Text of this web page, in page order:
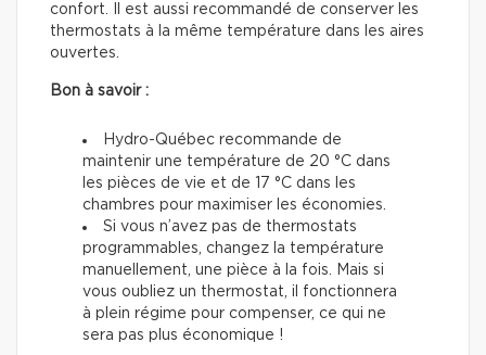
confort. Il est aussi recommandé de conserver les
thermostats à la même température dans les aires
ouvertes.
Bon à savoir :
Hydro-Québec recommande de
maintenir une température de 20 °C dans
les pièces de vie et de 17 °C dans les
chambres pour maximiser les économies.
Si vous n’avez pas de thermostats
programmables, changez la température
manuellement, une pièce à la fois. Mais si
vous oubliez un thermostat, il fonctionnera
à plein régime pour compenser, ce qui ne
sera pas plus économique !